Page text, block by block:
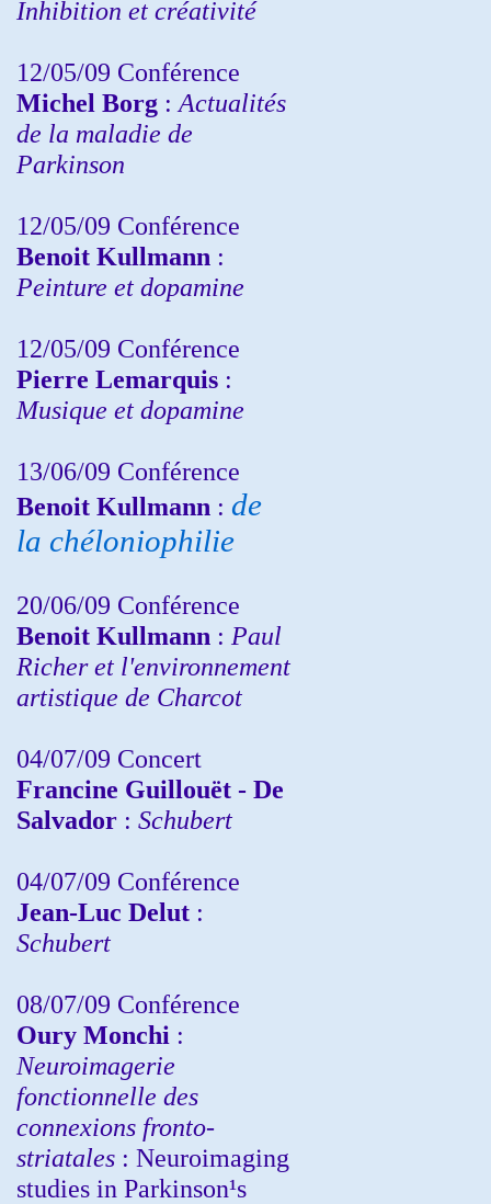
Inhibition et créativité
12/05/09 Conférence
Michel Borg : Actualités
de la maladie de
Parkinson
12/05/09 Conférence
Benoit Kullmann :
Peinture et dopamine
12/05/09 Conférence
Pierre Lemarquis :
Musique et dopamine
13/06/09 Conférence
Benoit Kullmann : de
la chéloniophilie
20/06/09 Conférence
Benoit Kullmann : Paul
Richer et l'environnement
artistique de Charcot
04/07/09 Concert
Francine Guillouët - De
Salvador : Schubert
04/07/09 Conférence
Jean-Luc Delut :
Schubert
08/07/09 Conférence
Oury Monchi :
Neuroimagerie
fonctionnelle des
connexions fronto-
striatales : Neuroimaging
studies in Parkinson¹s